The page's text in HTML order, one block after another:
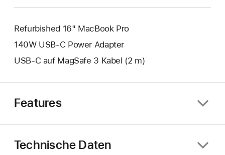
Refurbished 16" MacBook Pro
140W USB‑C Power Adapter
USB‑C auf MagSafe 3 Kabel (2 m)
Features
Technische Daten